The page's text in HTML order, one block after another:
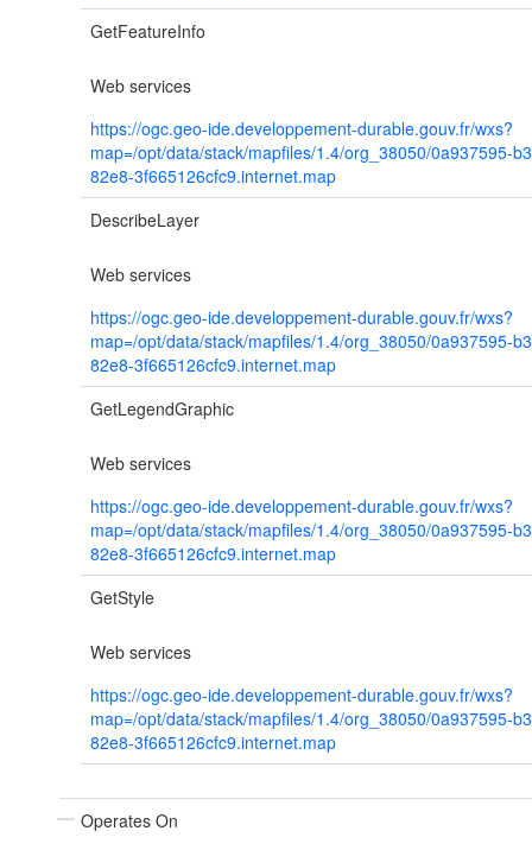
GetFeatureInfo
Web services
https://ogc.geo-ide.developpement-durable.gouv.fr/wxs?
map=/opt/data/stack/mapfiles/1.4/org_38050/0a937595-
82e8-3f665126cfc9.internet.map
DescribeLayer
Web services
https://ogc.geo-ide.developpement-durable.gouv.fr/wxs?
map=/opt/data/stack/mapfiles/1.4/org_38050/0a937595-
82e8-3f665126cfc9.internet.map
GetLegendGraphic
Web services
https://ogc.geo-ide.developpement-durable.gouv.fr/wxs?
map=/opt/data/stack/mapfiles/1.4/org_38050/0a937595-
82e8-3f665126cfc9.internet.map
GetStyle
Web services
https://ogc.geo-ide.developpement-durable.gouv.fr/wxs?
map=/opt/data/stack/mapfiles/1.4/org_38050/0a937595-
82e8-3f665126cfc9.internet.map
Operates On